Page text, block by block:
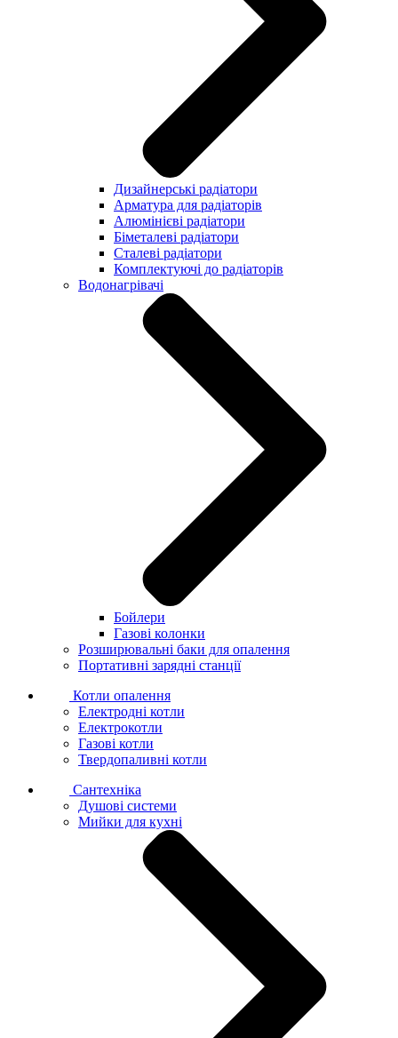
Дизайнерські радіатори
Арматура для радіаторів
Алюмінієві радіатори
Біметалеві радіатори
Сталеві радіатори
Комплектуючі до радіаторів
Водонагрівачі
Бойлери
Газові колонки
Розширювальні баки для опалення
Портативні зарядні станції
Котли опалення
Електродні котли
Електрокотли
Газові котли
Твердопаливні котли
Сантехніка
Душові системи
Мийки для кухні